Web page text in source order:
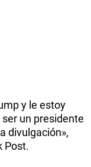
y le estoy
un presidente
divulgación»,
Post.